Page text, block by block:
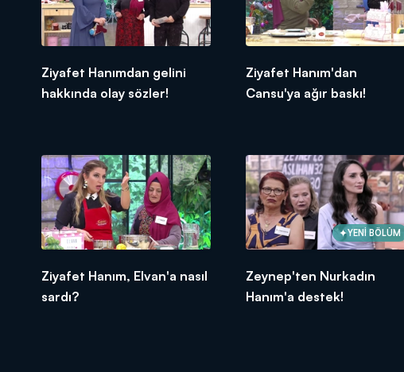
Ziyafet Hanımdan gelini
hakkında olay sözler!
Ziyafet Hanım'dan
Cansu'ya ağır baskı!
Ziyafet Hanım, Elvan'a nasıl
sardı?
YENİ BÖLÜM
Zeynep'ten Nurkadın
Hanım'a destek!